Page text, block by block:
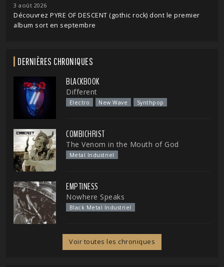
3 août 2026
Découvrez PYRE OF DESCENT (gothic rock) dont le premier
album sort en septembre
DERNIÈRES CHRONIQUES
BLACKBOOK
Different
Electro New Wave Synthpop
COMBICHRIST
The Venom in the Mouth of God
Metal Industriel
EMPTINESS
Nowhere Speaks
Black Metal Industriel
Voir toutes les chroniques